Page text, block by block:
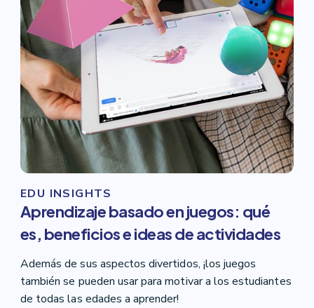
EDU INSIGHTS
Aprendizaje basado en juegos: qué
es, beneficios e ideas de actividades
Además de sus aspectos divertidos, ¡los juegos
también se pueden usar para motivar a los estudiantes
de todas las edades a aprender!